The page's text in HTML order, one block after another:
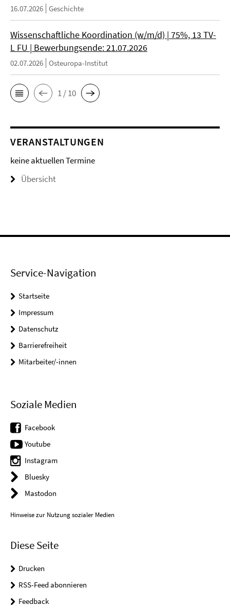
16.07.2026 Geschichte
Wissenschaftliche Koordination (w/m/d) | 75%, 13 TV-
L FU | Bewerbungsende: 21.07.2026
02.07.2026 Osteuropa-Institut
1 / 10
VERANSTALTUNGEN
keine aktuellen Termine
Übersicht
Service-Navigation
Startseite
Impressum
Datenschutz
Barrierefreiheit
Mitarbeiter/-innen
Soziale Medien
Facebook
Youtube
Instagram
Bluesky
Mastodon
Hinweise zur Nutzung sozialer Medien
Diese Seite
Drucken
RSS-Feed abonnieren
Feedback